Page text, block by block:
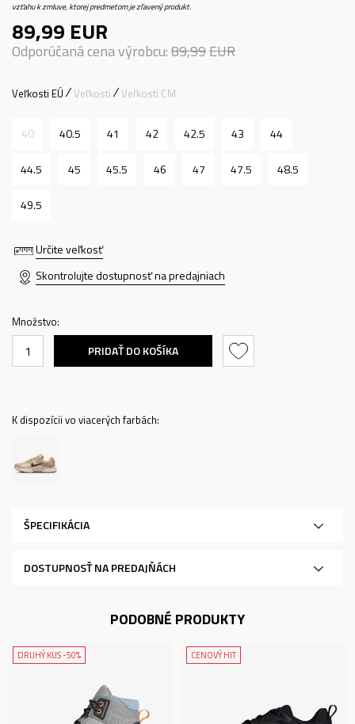
vzťahu k zmluve, ktorej predmetom je zľavený produkt.
89,99 EUR
Odporúčaná cena výrobcu:89,99EUR
Určite veľkosť
Veľkosti EÚ Veľkosti Veľkosti CM
40 40.5 41 42 42.5 43 44
44.5 45 45.5 46 47 47.5 48.5
49.5
Skontrolujte dostupnosť na predajniach
Množstvo:
PRIDAŤ DO KOŠÍKA
K dispozícii vo viacerých farbách:
ŠPECIFIKÁCIA
DOSTUPNOSŤ NA PREDAJŇÁCH
PODOBNÉ PRODUKTY
DRUHÝ KUS -50% CENOVÝ HIT